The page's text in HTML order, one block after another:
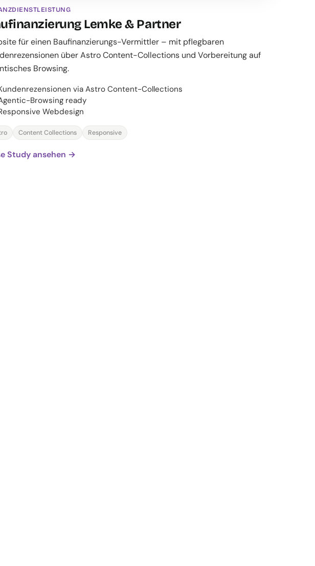
Lemke & Partner
für einen Baufinanzierungs-Vermittler – mit pflegbaren
über Astro Content-Collections und Vorbereitung auf
Browsing.
via Astro Content-Collections
Browsing ready
Webdesign
Content Collections Responsive
Study ansehen →